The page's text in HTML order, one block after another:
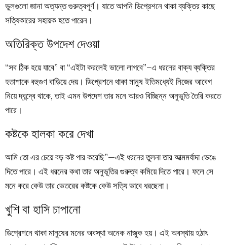
ভুলগুলো জানা অত্যন্ত গুরুত্বপূর্ণ। যাতে আপনি ডিপ্রেশনে থাকা ব্যক্তির কাছে
সত্যিকারের সহায়ক হতে পারেন।
অতিরিক্ত উপদেশ দেওয়া
“সব ঠিক হয়ে যাবে” বা “এইটা করলেই ভালো লাগবে”–এ ধরনের বাক্য ব্যক্তির
হতাশাকে বহুগুণ বাড়িয়ে দেয়। ডিপ্রেশনে থাকা মানুষ ইতিমধ্যেই নিজের আবেগ
নিয়ে দ্বন্দ্বে থাকে, তাই এমন উপদেশ তার মনে আরও বিচ্ছিন্ন অনুভূতি তৈরি করতে
পারে।
কষ্টকে হালকা করে দেখা
আমি তো এর চেয়ে বড় কষ্ট পার করেছি”—এই ধরনের তুলনা তার আত্মমর্যাদা ভেঙে
দিতে পারে। এই ধরনের কথা তার অনুভূতির গুরুত্ব কমিয়ে দিতে পারে। ফলে সে
মনে করে কেউ তার ভেতরের কষ্টকে কেউ সত্যি ভাবে ধরছেনা।
খুশি বা হাসি চাপানো
ডিপ্রেশনে থাকা মানুষের মনের অবস্থা অনেক নাজুক হয়। এই অবস্থায় হঠাৎ